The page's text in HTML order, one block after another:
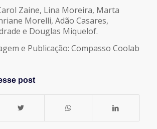
Zaine, Lina Moreira, Marta
Morelli, Adão Casares,
e Douglas Miquelof.
e Publicação: Compasso Coolab
post